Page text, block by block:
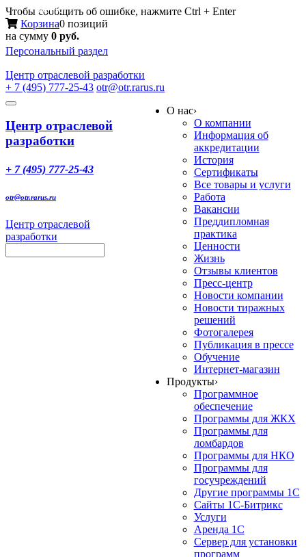
Чтобы сообщить об ошибке, нажмите Ctrl + Enter
Корзина0 позиций
на сумму 0 руб.
Персональный раздел
Центр отраслевой разработки
+ 7 (495) 777-25-43 otr@otr.rarus.ru
Toggle
Меню
Центр отраслевой
разработки
+ 7 (495) 777-25-43
otr@otr.rarus.ru
Центр отраслевой
разработки
О нас›
О компании
Информация об
аккредитации
История
Сертификаты
Все товары и услуги
Работа
Вакансии
Преддипломная
практика
Ценности
Жизнь
Отзывы клиентов
Пресс-центр
Новости компании
Новости тиражных
решений
Фотогалерея
Публикация в прессе
Обучение
Интернет-магазин
Продукты›
Программное
обеспечение
Программы для ЖКХ
Программы для
ломбардов
Программы для НКО
Программы для
госучреждений
Другие программы 1С
Сайты 1С-Битрикс
Услуги
Аренда 1С
Сервер для установки
программ